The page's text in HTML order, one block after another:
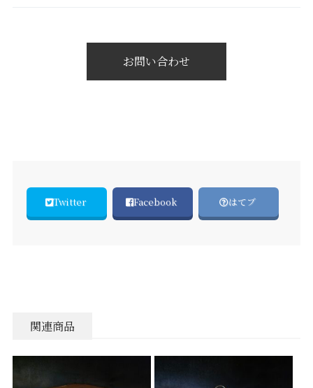
お問い合わせ
Twitter Facebook はてブ
関連商品